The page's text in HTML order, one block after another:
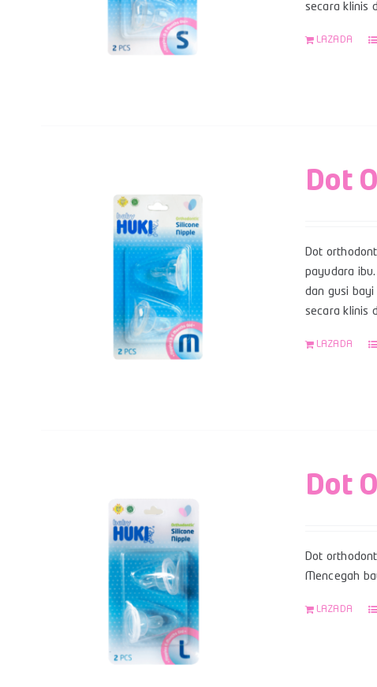
secara klinis
LAZADA
Dot
Dot
payudara
dan gusi
secara klinis
LAZADA
Dot
Dot
Mencegah
LAZADA